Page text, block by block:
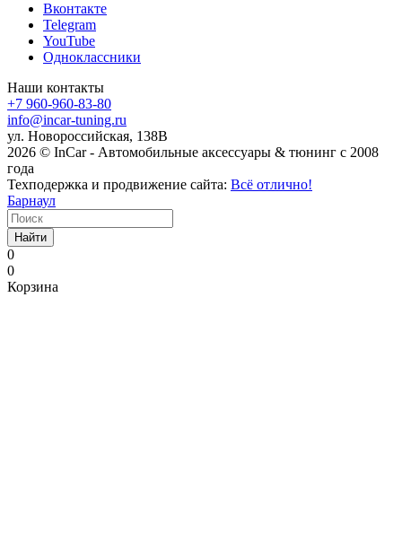
Вконтакте
Telegram
YouTube
Одноклассники
Наши контакты
+7 960-960-83-80
info@incar-tuning.ru
ул. Новороссийская, 138В
2026 © InCar - Автомобильные аксессуары & тюнинг с 2008
года
Техподержка и продвижение сайта: Всё отлично!
Барнаул
Найти
0
0
Корзина